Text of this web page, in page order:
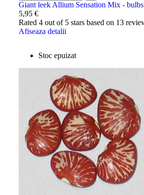
Giant leek Allium Sensation Mix - bulbs
5,95 €
Rated4 out of 5 stars based on 13
Afiseaza detalii
Stoc epuizat